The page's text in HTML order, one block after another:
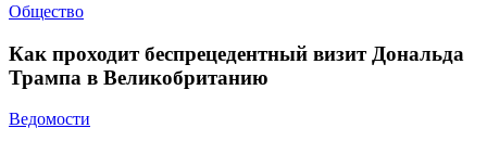
Общество
Как проходит беспрецедентный визит Дональда
Трампа в Великобританию
Ведомости